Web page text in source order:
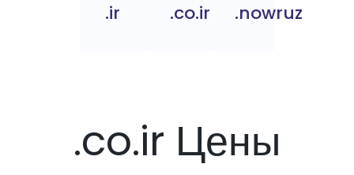
.ir .co.ir .nowruz
.co.ir Цены